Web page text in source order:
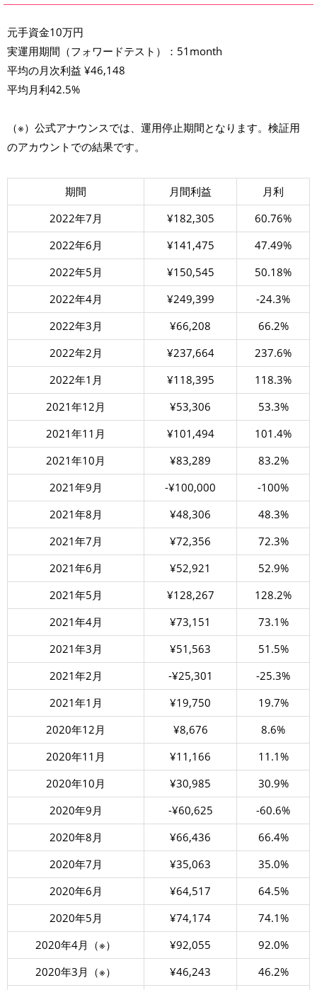
元手資金10万円
実運用期間（フォワードテスト）：51month
平均の月次利益 ¥46,148
平均月利42.5%
（※）公式アナウンスでは、運用停止期間となります。検証用
のアカウントでの結果です。
期間 月間利益
月利
2022年7月
¥182,305
60.76%
2022年6月
¥141,475
47.49%
2022年5月
¥150,545
50.18%
2022年4月
¥249,399
-24.3%
2022年3月
¥66,208
66.2%
2022年2月
¥237,664
237.6%
2022年1月
¥118,395
118.3%
2021年12月
¥53,306
53.3%
2021年11月
¥101,494
101.4%
2021年10月
¥83,289
83.2%
2021年9月
-¥100,000
-100%
2021年8月
¥48,306
48.3%
2021年7月
¥72,356
72.3%
2021年6月
¥52,921
52.9%
2021年5月
¥128,267
128.2%
2021年4月
¥73,151
73.1%
2021年3月
¥51,563
51.5%
2021年2月
-¥25,301
-25.3%
2021年1月
¥19,750
19.7%
2020年12月
¥8,676
8.6%
2020年11月
¥11,166
11.1%
2020年10月
¥30,985
30.9%
2020年9月
-¥60,625
-60.6%
2020年8月
¥66,436
66.4%
2020年7月
¥35,063
35.0%
2020年6月
¥64,517
64.5%
2020年5月
¥74,174
74.1%
2020年4月（※）
¥92,055
92.0%
2020年3月（※）
¥46,243
46.2%